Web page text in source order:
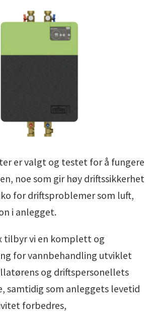
er valgt og testet for å fungere
noe som gir høy driftssikkerhet
for driftsproblemer som luft,
i anlegget.
tilbyr vi en komplett og
for vannbehandling utviklet
og driftspersonellets
samtidig som anleggets levetid
forbedres,